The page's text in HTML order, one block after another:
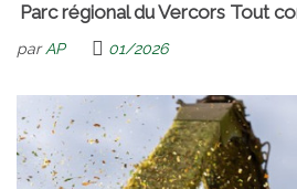
Parc régional du Vercors Tout
parAP 01/2026